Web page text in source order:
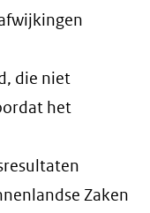
die niet
het
Zaken